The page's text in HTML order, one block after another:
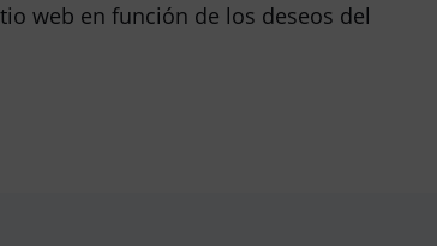
web en función de los deseos del